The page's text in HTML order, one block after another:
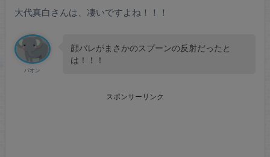
大代真白さんは、凄いですよね！！！
パオン
顔バレがまさかのスプーンの反射だったと
は！！！
スポンサーリンク